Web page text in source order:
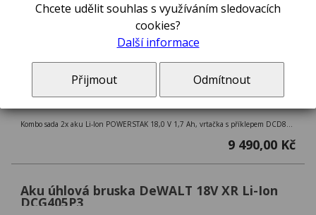
Kombo sada 2x aku Li-Ion POWERSTAK 18,0 V 1,7 Ah, vrtačka s příklepem DCD805 + rázový utahovák DCF850 + kufr TSTAK
9 490,00 Kč
Aku úhlová bruska DeWALT 18V XR Li-Ion
DCG405P3
Chcete udělit souhlas s využíváním sledovacích
cookies?
Další informace
Přijmout Odmítnout